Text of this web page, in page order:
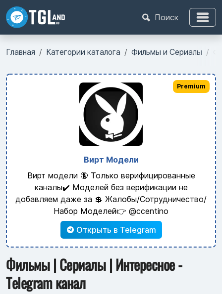
Поиск
Главная Категории каталога Фильмы и Сериалы
Вирт Модели
Вирт модели 🔞 Только верифицированные
каналы✔️ Моделей без верификации не
добавляем даже за 💲 Жалобы/Сотрудничество/
Набор Моделей👉 @ccentino
Открыть в Telegram
Premium
Фильмы | Сериалы | Интересное -
Telegram канал